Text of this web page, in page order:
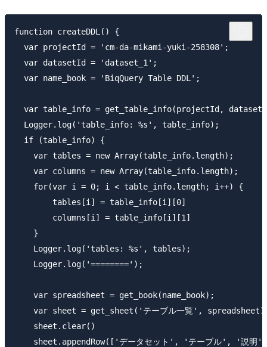
function createDDL() {
  var projectId = 'cm-da-mikami-yuki-258308';
  var datasetId = 'dataset_1';
  var name_book = 'BiqQuery Table DDL';
var table_info = get_table_info(projectId,
  Logger.log('table_info: %s', table_info);
  if (table_info) {
    var tables = new Array(table_info.length);
    var columns = new Array(table_info.length);
    for(var i = 0; i < table_info.length; i++) {
        tables[i] = table_info[i][0]
        columns[i] = table_info[i][1]
    }
    Logger.log('tables: %s', tables);
    Logger.log('========');
    var spreadsheet = get_book(name_book);
var sheet = get_sheet('テーブル一覧',
    sheet.clear()
sheet.appendRow(['データセット', 'テーブル', '説明